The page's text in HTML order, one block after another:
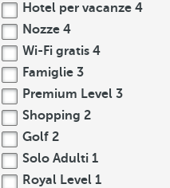
Hotel per vacanze 4
Nozze 4
Wi-Fi gratis 4
Famiglie 3
Premium Level 3
Shopping 2
Golf 2
Solo Adulti 1
Royal Level 1